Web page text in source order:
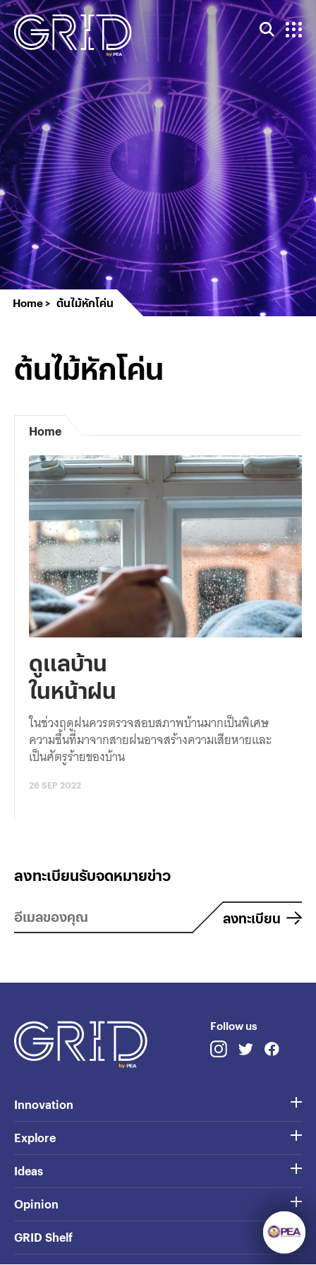
Home ต้นไม้หักโค่น
ต้นไม้หักโค่น
Home
ดูแลบ้าน
ในหน้าฝน
ในช่วงฤดูฝนควรตรวจสอบสภาพบ้านมากเป็นพิเศษ
ความชื้นที่มาจากสายฝนอาจสร้างความเสียหายและ
เป็นศัตรูร้ายของบ้าน
26 SEP 2022
ลงทะเบียนรับจดหมายข่าว
ลงทะเบียน
Follow us
Innovation
Explore
Ideas
Opinion
GRID Shelf